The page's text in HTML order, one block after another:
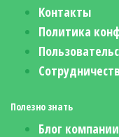
Контакты
Политика
Полезно знать
Блог компании